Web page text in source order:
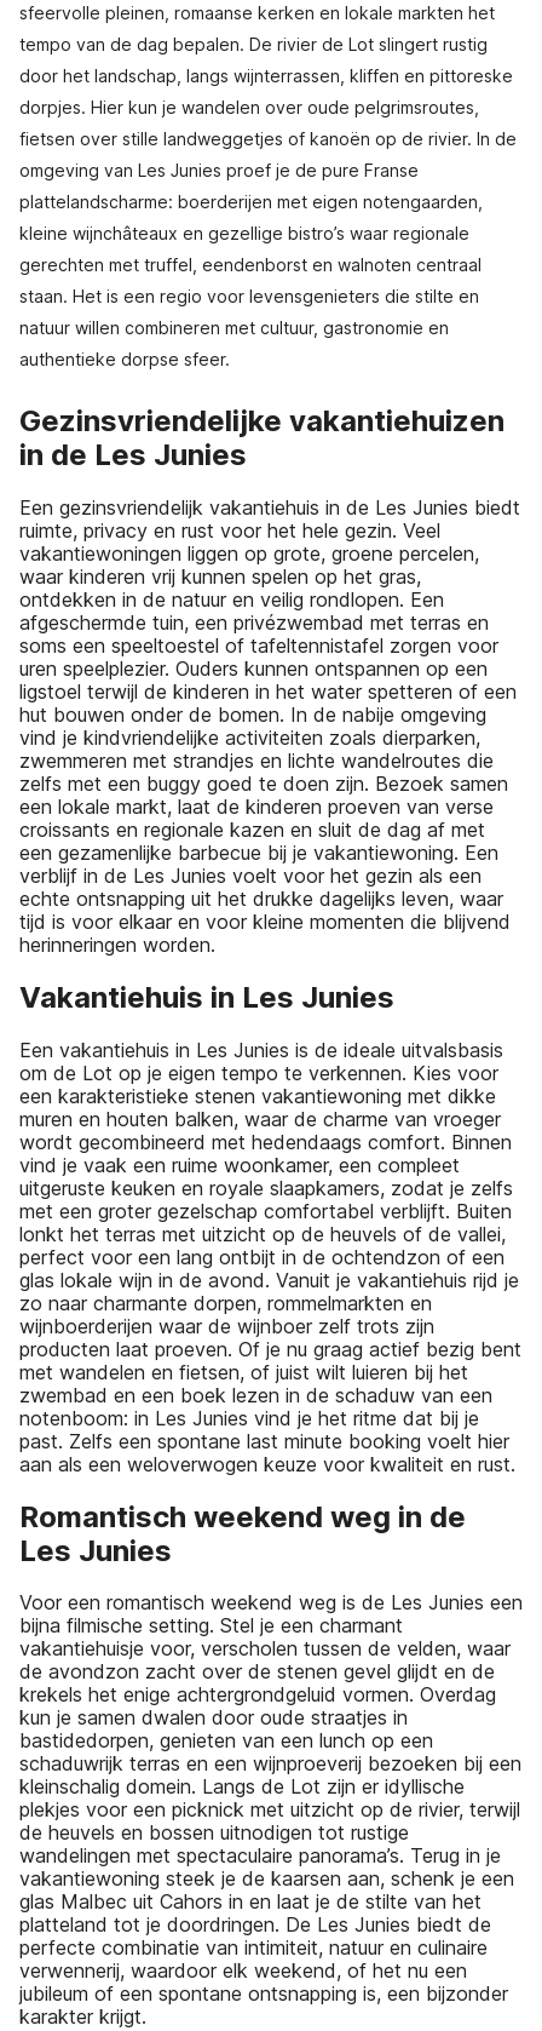
sfeervolle pleinen, romaanse kerken en lokale markten het
tempo van de dag bepalen. De rivier de Lot slingert rustig
door het landschap, langs wijnterrassen, kliffen en pittoreske
dorpjes. Hier kun je wandelen over oude pelgrimsroutes,
fietsen over stille landweggetjes of kanoën op de rivier. In de
omgeving van Les Junies proef je de pure Franse
plattelandscharme: boerderijen met eigen notengaarden,
kleine wijnchâteaux en gezellige bistro’s waar regionale
gerechten met truffel, eendenborst en walnoten centraal
staan. Het is een regio voor levensgenieters die stilte en
natuur willen combineren met cultuur, gastronomie en
authentieke dorpse sfeer.
Gezinsvriendelijke vakantiehuizen
in de Les Junies
Een gezinsvriendelijk vakantiehuis in de Les Junies biedt
ruimte, privacy en rust voor het hele gezin. Veel
vakantiewoningen liggen op grote, groene percelen,
waar kinderen vrij kunnen spelen op het gras,
ontdekken in de natuur en veilig rondlopen. Een
afgeschermde tuin, een privézwembad met terras en
soms een speeltoestel of tafeltennistafel zorgen voor
uren speelplezier. Ouders kunnen ontspannen op een
ligstoel terwijl de kinderen in het water spetteren of een
hut bouwen onder de bomen. In de nabije omgeving
vind je kindvriendelijke activiteiten zoals dierparken,
zwemmeren met strandjes en lichte wandelroutes die
zelfs met een buggy goed te doen zijn. Bezoek samen
een lokale markt, laat de kinderen proeven van verse
croissants en regionale kazen en sluit de dag af met
een gezamenlijke barbecue bij je vakantiewoning. Een
verblijf in de Les Junies voelt voor het gezin als een
echte ontsnapping uit het drukke dagelijks leven, waar
tijd is voor elkaar en voor kleine momenten die blijvend
herinneringen worden.
Vakantiehuis in Les Junies
Een vakantiehuis in Les Junies is de ideale uitvalsbasis
om de Lot op je eigen tempo te verkennen. Kies voor
een karakteristieke stenen vakantiewoning met dikke
muren en houten balken, waar de charme van vroeger
wordt gecombineerd met hedendaags comfort. Binnen
vind je vaak een ruime woonkamer, een compleet
uitgeruste keuken en royale slaapkamers, zodat je zelfs
met een groter gezelschap comfortabel verblijft. Buiten
lonkt het terras met uitzicht op de heuvels of de vallei,
perfect voor een lang ontbijt in de ochtendzon of een
glas lokale wijn in de avond. Vanuit je vakantiehuis rijd je
zo naar charmante dorpen, rommelmarkten en
wijnboerderijen waar de wijnboer zelf trots zijn
producten laat proeven. Of je nu graag actief bezig bent
met wandelen en fietsen, of juist wilt luieren bij het
zwembad en een boek lezen in de schaduw van een
notenboom: in Les Junies vind je het ritme dat bij je
past. Zelfs een spontane last minute booking voelt hier
aan als een weloverwogen keuze voor kwaliteit en rust.
Romantisch weekend weg in de
Les Junies
Voor een romantisch weekend weg is de Les Junies een
bijna filmische setting. Stel je een charmant
vakantiehuisje voor, verscholen tussen de velden, waar
de avondzon zacht over de stenen gevel glijdt en de
krekels het enige achtergrondgeluid vormen. Overdag
kun je samen dwalen door oude straatjes in
bastidedorpen, genieten van een lunch op een
schaduwrijk terras en een wijnproeverij bezoeken bij een
kleinschalig domein. Langs de Lot zijn er idyllische
plekjes voor een picknick met uitzicht op de rivier, terwijl
de heuvels en bossen uitnodigen tot rustige
wandelingen met spectaculaire panorama’s. Terug in je
vakantiewoning steek je de kaarsen aan, schenk je een
glas Malbec uit Cahors in en laat je de stilte van het
platteland tot je doordringen. De Les Junies biedt de
perfecte combinatie van intimiteit, natuur en culinaire
verwennerij, waardoor elk weekend, of het nu een
jubileum of een spontane ontsnapping is, een bijzonder
karakter krijgt.